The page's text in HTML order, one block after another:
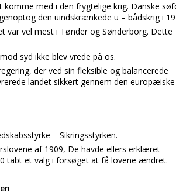
med i den frygtelige krig. Danske
den uindskrænkede u – bådskrig i
vel mest i Tønder og Sønderborg. Dette
syd ikke blev vrede på os.
der ved sin fleksible og balancerede
landet sikkert gennem den europæiske
– Sikringsstyrken.
af 1909, De havde ellers erklæret
tabt et valg i forsøget at få lovene ændret.